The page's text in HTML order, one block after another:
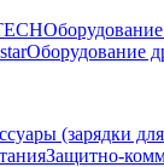
Оборудование
(зарядки
Защитно-